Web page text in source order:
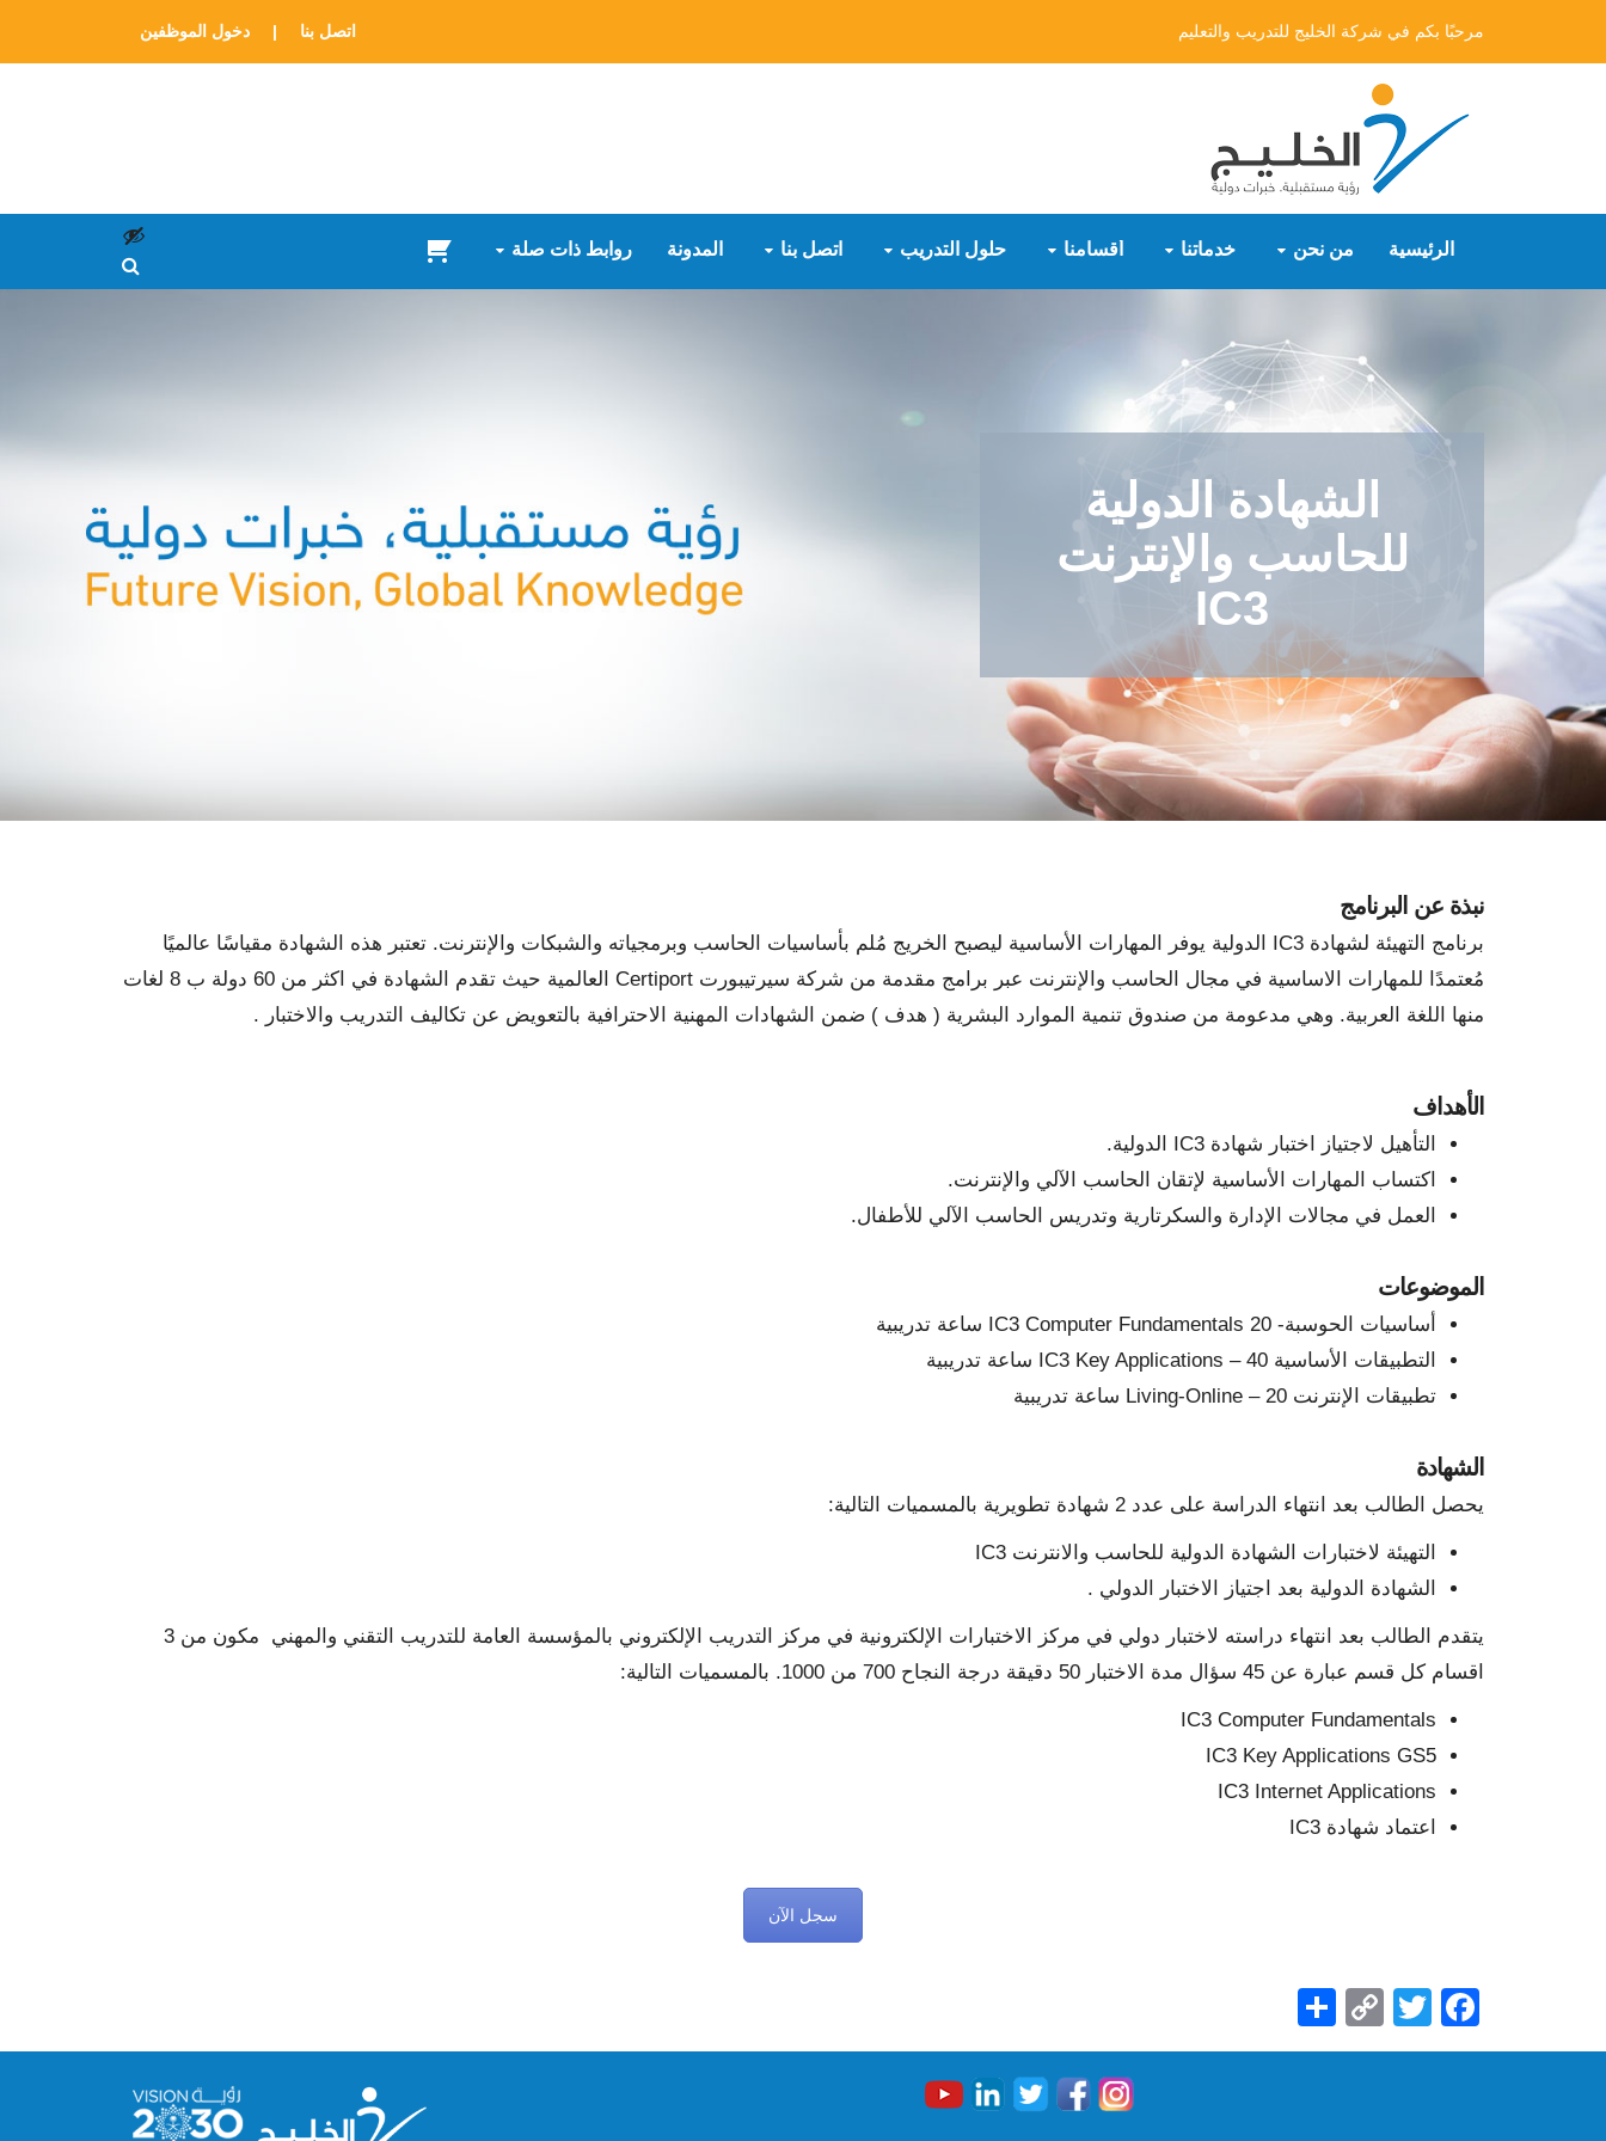
مرحبًا بكم في شركة الخليج للتدريب والتعليم اتصل بنا | دخول الموظفين
الرئيسية من نحن خدماتنا أقسامنا حلول التدريب اتصل بنا المدونة
روابط ذات صلة
المشتريات
الشهادة الدولية
للحاسب والإنترنت
IC3
نبذة عن البرنامج
برنامج التهيئة لشهادة IC3 الدولية يوفر المهارات الأساسية ليصبح الخريج مُلم بأساسيات الحاسب وبرمجياته والشبكات والإنترنت. تعتبر هذه الشهادة مقياسًا عالميًا
مُعتمدًا للمهارات الاساسية في مجال الحاسب والإنترنت عبر برامج مقدمة من شركة سيرتيبورت Certiport العالمية حيث تقدم الشهادة في اكثر من 60 دولة ب 8 لغات
منها اللغة العربية. وهي مدعومة من صندوق تنمية الموارد البشرية ( هدف ) ضمن الشهادات المهنية الاحترافية بالتعويض عن تكاليف التدريب والاختبار .
الأهداف
التأهيل لاجتياز اختبار شهادة IC3 الدولية.
اكتساب المهارات الأساسية لإتقان الحاسب الآلي والإنترنت.
العمل في مجالات الإدارة والسكرتارية وتدريس الحاسب الآلي للأطفال.
الموضوعات
أساسيات الحوسبة- IC3 Computer Fundamentals 20 ساعة تدريبية
التطبيقات الأساسية 40 – IC3 Key Applications ساعة تدريبية
تطبيقات الإنترنت 20 – Living-Online ساعة تدريبية
الشهادة
يحصل الطالب بعد انتهاء الدراسة على عدد 2 شهادة تطويرية بالمسميات التالية:
التهيئة لاختبارات الشهادة الدولية للحاسب والانترنت IC3
الشهادة الدولية بعد اجتياز الاختبار الدولي .
يتقدم الطالب بعد انتهاء دراسته لاختبار دولي في مركز الاختبارات الإلكترونية في مركز التدريب الإلكتروني بالمؤسسة العامة للتدريب التقني والمهني مكون من 3
اقسام كل قسم عبارة عن 45 سؤال مدة الاختبار 50 دقيقة درجة النجاح 700 من 1000. بالمسميات التالية:
IC3 Computer Fundamentals
IC3 Key Applications GS5
IC3 Internet Applications
اعتماد شهادة IC3
سجل الآن
Facebook
Twitter
Copy
Link